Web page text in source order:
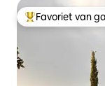
Topfavoriet van
Favoriet van